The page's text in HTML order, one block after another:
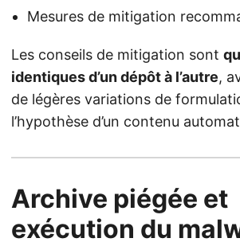
Mesures de mitigation
Les conseils de mitigation sont
identiques d’un dépôt à l’autre,
de légères variations de
l’hypothèse d’un contenu
Archive piégée et
exécution du